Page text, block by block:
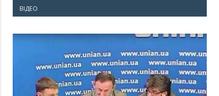
ВІДЕО